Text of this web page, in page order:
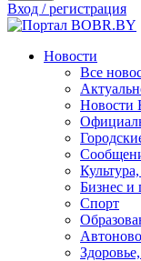
Вход / регистрация
Новости
Все
Новости
Бизнес и
Спорт